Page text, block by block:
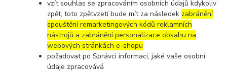
vzít souhlas se zpracováním osobních údajů kdykoliv
zpět, toto zpětvzetí bude mít za následek zabránění
spouštění remarketingových kódů reklamních
nástrojů a zabránění personalizace obsahu na
webových stránkách e-shopu
požadovat po Správci informaci, jaké vaše osobní
údaje zpracovává